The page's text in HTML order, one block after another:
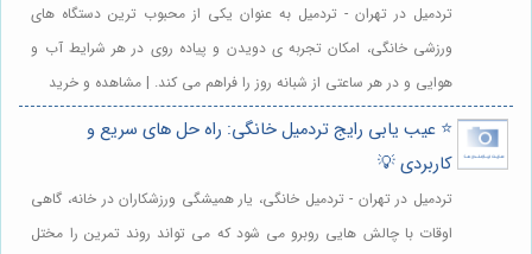
تردمیل در تهران - تردمیل به عنوان یکی از محبوب ترین دستگاه های
ورزشی خانگی، امکان تجربه ی دویدن و پیاده روی در هر شرایط آب و
هوایی و در هر ساعتی از شبانه روز را فراهم می کند. | مشاهده و خرید
⭐️ عیب یابی رایج تردمیل خانگی: راه حل های سریع و
کاربردی 💡
تردمیل در تهران - تردمیل خانگی، یار همیشگی ورزشکاران در خانه، گاهی
اوقات با چالش هایی روبرو می شود که می تواند روند تمرین را مختل